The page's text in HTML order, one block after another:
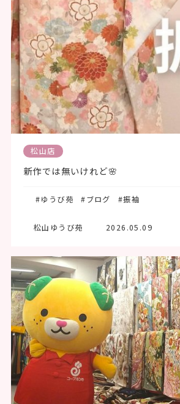
松山店
新作では無いけれど🌸
#ゆうび苑 #ブログ #振袖
松山ゆうび苑 2026.05.09